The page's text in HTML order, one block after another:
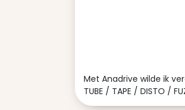
Met Anadrive wilde ik
TUBE / TAPE / DISTO /